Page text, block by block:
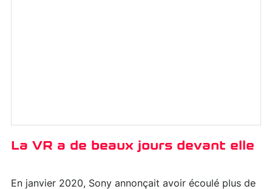
La VR a de beaux jours devant elle
En janvier 2020, Sony annonçait avoir écoulé plus de